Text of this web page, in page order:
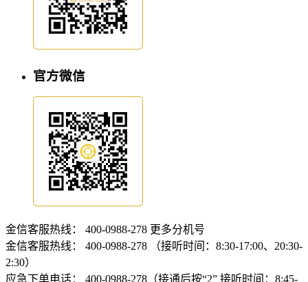
官方微信
金信客服热线： 400-0988-278 更多分机号
金信客服热线：
400-0988-278 （接听时间：8:30-17:00、20:30-
2:30）
应急下单电话：
400-0988-278（接通后按“2” 接听时间：8:45-